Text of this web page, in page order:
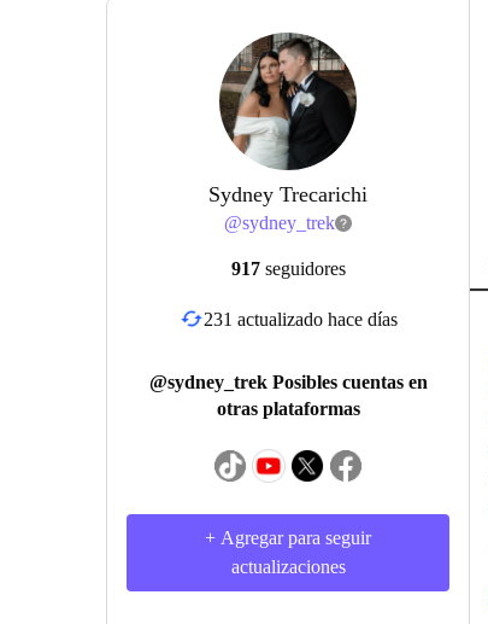
Sydney Trecarichi
@sydney_trek
917 seguidores
231 actualizado hace días
@sydney_trek Posibles cuentas en
otras plataformas
+ Agregar para seguir
actualizaciones